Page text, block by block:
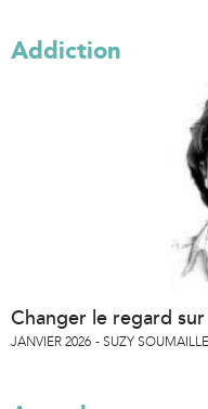
Addiction
Changer le regard
JANVIER 2026 SUZY SOUMAILLE